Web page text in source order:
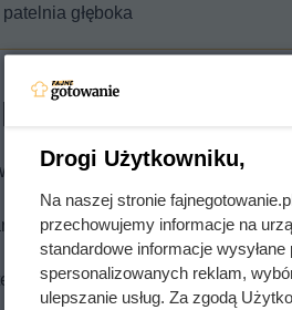
głęboka
kroku
cebulę.
lub kostkę.
Drogi Użytkowniku,
Na naszej stronie
przechowujemy informacje na
standardowe informacje
spersonalizowanych reklam,
ulepszanie usług. Za zgodą